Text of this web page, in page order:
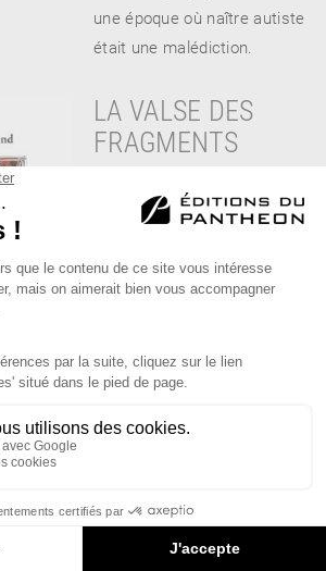
une époque où naître autiste
était une malédiction.
LA VALSE DES
FRAGMENTS
« Chères lectrices, Chers
lecteurs, la mer n’en finira
la porte sur la plage ! Ça
veut, il n’y a pas de direction,
en bas en haut, en haut en
bas, à gauche à droite, à
n’importe quel sens, peu
importe le lieu, il importe de